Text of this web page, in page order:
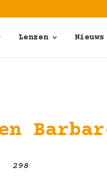
Lenzen Nieuws
298